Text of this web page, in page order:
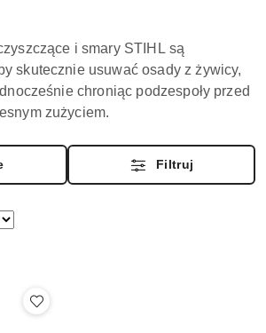
i smary STIHL są
skutecznie usuwać osady z żywicy,
chroniąc podzespoły przed
zużyciem.
Filtruj